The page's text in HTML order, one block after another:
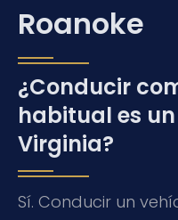
Roanoke
¿Conducir
habitual es
Virginia?
Sí. Conducir un